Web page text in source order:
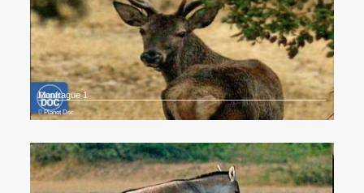
Monfragüe 1
Planet Doc